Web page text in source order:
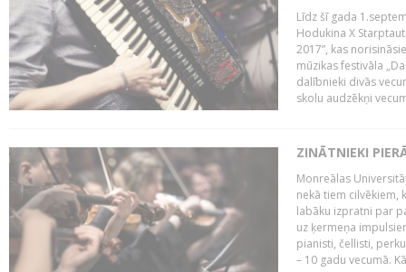
Līdz šī gada
Hodukina X
2017”, kas
mūzikas festivāla
dalībnieki divās
skolu audzēkņi
ZINĀTNIEKI
Monreālas
nekā tiem cilvēkiem,
labāku izpratni par
uz ķermeņa
pianisti, čellisti,
– 10 gadu vecumā.